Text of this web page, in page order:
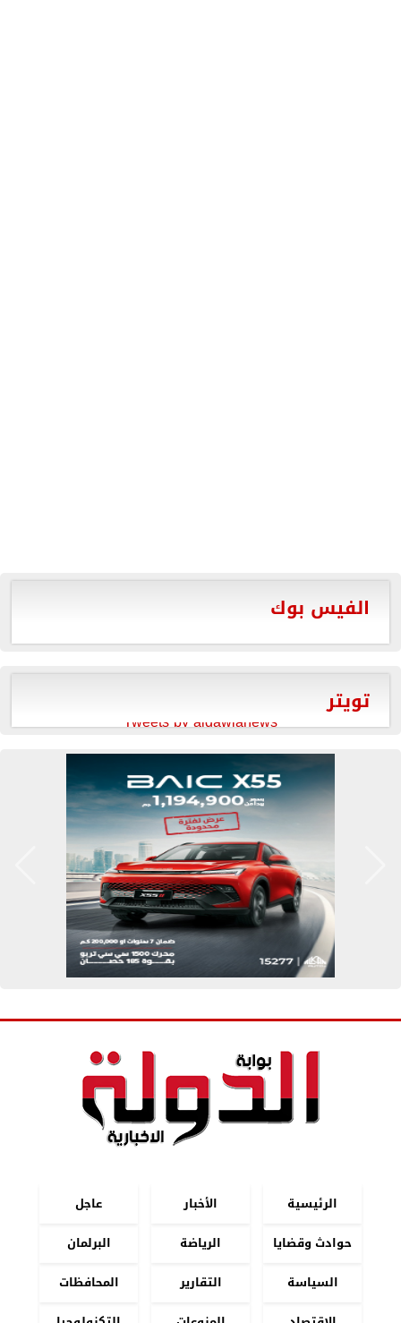
الفيس بوك
تويتر
Tweets by aldawlanews
الرئيسية الأخبار
عاجل
حوادث وقضايا
الرياضة
البرلمان
السياسة
التقارير
المحافظات